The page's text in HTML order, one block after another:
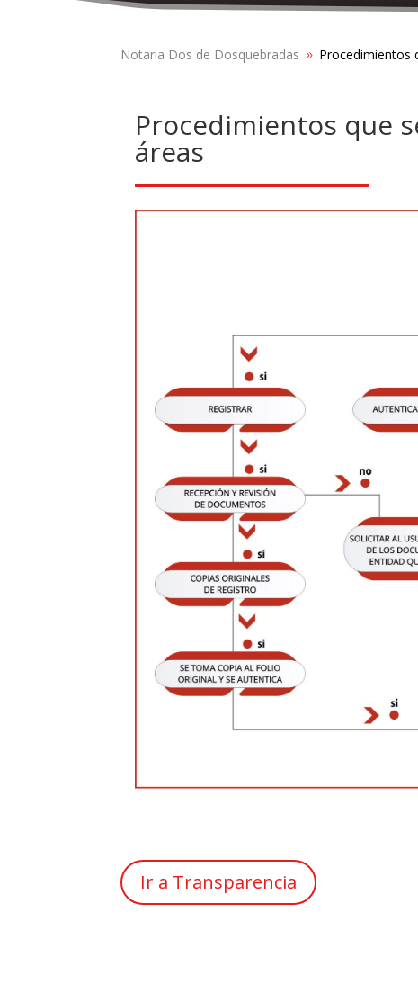
Notaria Dos de Dosquebradas 9 Procedimientos
Procedimientos que
áreas
Ir a Transparencia